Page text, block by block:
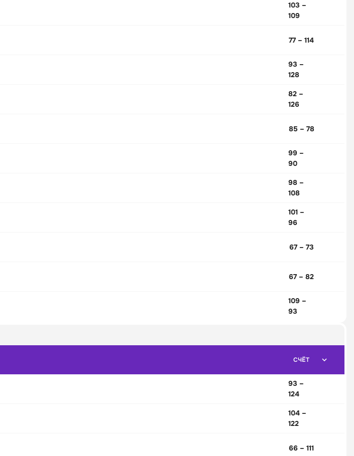
103 –
109
77 – 114
93 –
128
82 –
126
85 – 78
99 –
90
98 –
108
101 –
96
67 – 73
67 – 82
109 –
93
СЧЁТ
93 –
124
104 –
122
66 – 111